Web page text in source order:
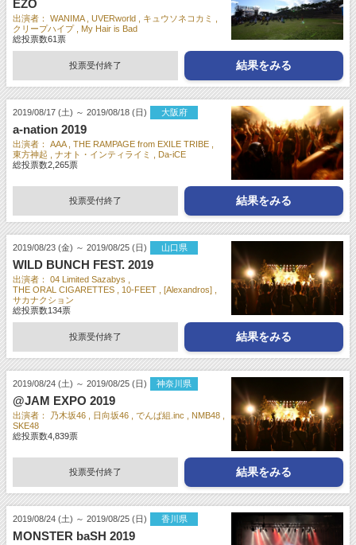
EZO
出演者： WANIMA UVERworld
キュウソネコカミ
クリープハイプ
My Hair is Bad
総投票数61票
投票受付終了 結果をみる
2019/08/17 (土) ～ 2019/08/18 (日) 大阪府
a-nation 2019
出演者： AAA
THE RAMPAGE from EXILE TRIBE
東方神起
ナオト・インティライミ
Da-iCE
総投票数2,265票
投票受付終了 結果をみる
2019/08/23 (金) ～ 2019/08/25 (日) 山口県
WILD BUNCH FEST. 2019
出演者：
04 Limited Sazabys
THE ORAL CIGARETTES
10-FEET
[Alexandros]
サカナクション
総投票数134票
投票受付終了 結果をみる
2019/08/24 (土) ～ 2019/08/25 (日) 神奈川県
@JAM EXPO 2019
出演者： 乃木坂46 日向坂46 でんぱ組.inc
NMB48
SKE48
総投票数4,839票
投票受付終了 結果をみる
2019/08/24 (土) ～ 2019/08/25 (日) 香川県
MONSTER baSH 2019